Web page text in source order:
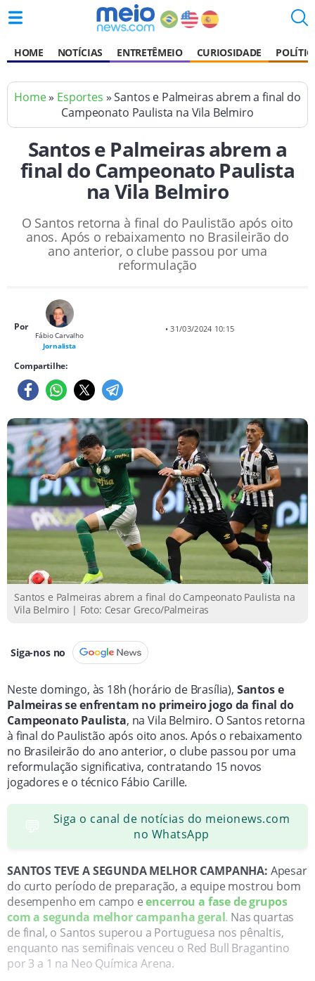
HOME NOTÍCIAS ENTRETÊMEIO CURIOSIDADE
Home» Esportes » Santos e Palmeiras abrem a final do
Campeonato Paulista na Vila Belmiro
Santos e Palmeiras abrem a
final do Campeonato Paulista
na Vila Belmiro
O Santos retorna à final do Paulistão após oito
anos. Após o rebaixamento no Brasileirão do
ano anterior, o clube passou por uma
reformulação
Por
Fábio Carvalho
Jornalista
• 31/03/2024 10:15
Compartilhe:
Santos e Palmeiras abrem a final do Campeonato Paulista na
Vila Belmiro | Foto: Cesar Greco/Palmeiras
Siga-nos no
Neste domingo, às 18h (horário de Brasília), Santos e
Palmeiras se enfrentam no primeiro jogo da final do
Campeonato Paulista, na Vila Belmiro. O Santos retorna
à final do Paulistão após oito anos. Após o rebaixamento
no Brasileirão do ano anterior, o clube passou por uma
reformulação significativa, contratando 15 novos
jogadores e o técnico Fábio Carille.
💬
Siga o canal de notícias do meionews.com
no WhatsApp
SANTOS TEVE A SEGUNDA MELHOR CAMPANHA: Apesar
do curto período de preparação, a equipe mostrou bom
desempenho em campo eencerrou a fase de grupos
com a segunda melhor campanha geral. Nas quartas
de final, o Santos superou a Portuguesa nos pênaltis,
enquanto nas semifinais venceu o Red Bull Bragantino
por 3 a 1 na Neo Química Arena.